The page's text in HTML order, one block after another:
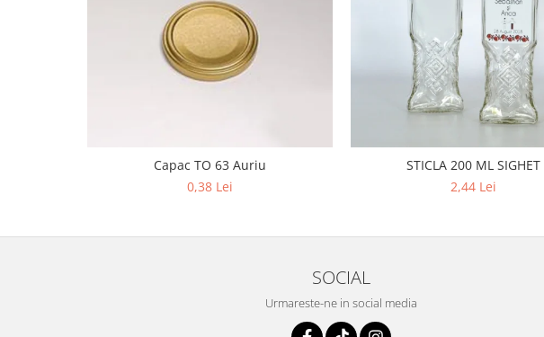
Capac TO 63 Auriu
0,38 Lei
STICLA 200 ML SIGHET
2,44 Lei
SOCIAL
Urmareste-ne in social media